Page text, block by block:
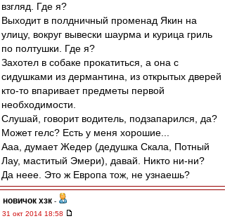
взгляд. Где я?
Выходит в полдничный променад Якин на
улицу, вокруг вывески шаурма и курица гриль
по полтушки. Где я?
Захотел в собаке прокатиться, а она с
сидушками из дермантина, из открытых дверей
кто-то впаривает предметы первой
необходимости.
Слушай, говорит водитель, подзапарился, да?
Может гелс? Есть у меня хорошие...
Ааа, думает Жедер (дедушка Скала, Потный
Лау, маститый Эмери), давай. Никто ни-ни?
Да неее. Это ж Европа тож, не узнаешь?
новичок хзк -
31 окт 2014 18:58